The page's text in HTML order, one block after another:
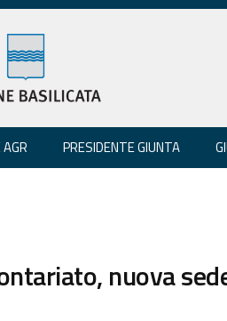
PRESIDENTE GIUNTA
nuova